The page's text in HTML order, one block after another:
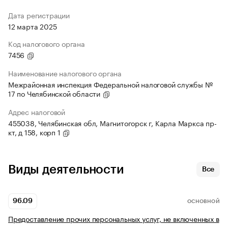
Дата регистрации
12 марта 2025
Код налогового органа
7456
Наименование налогового органа
Межрайонная инспекция Федеральной налоговой службы №
17 по Челябинской области
Адрес налоговой
455038, Челябинская обл, Магнитогорск г, Карла Маркса пр-
кт, д 158, корп 1
Виды деятельности Все
96.09 ОСНОВНОЙ
Предоставление прочих персональных услуг, не включенных в